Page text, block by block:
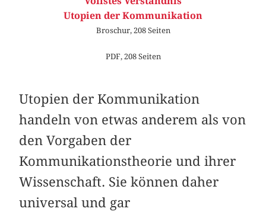
Utopien der Kommunikation
Broschur, 208 Seiten
PDF, 208 Seiten
Utopien der Kommunikation
handeln von etwas anderem als von
den Vorgaben der
Kommunikationstheorie und ihrer
Wissenschaft. Sie können daher
universal und gar